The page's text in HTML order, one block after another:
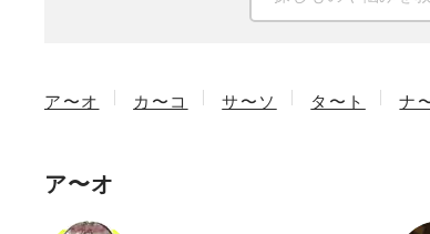
ア〜オ カ〜コ サ〜ソ タ〜ト ナ
ア〜オ